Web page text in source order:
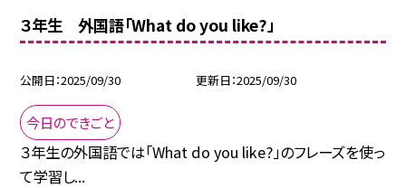
３年生 外国語「What do you like?」
公開日 2025/09/30 更新日 2025/09/30
今日のできごと
３年生の外国語では「What do you like?」のフレーズを使っ
て学習し...